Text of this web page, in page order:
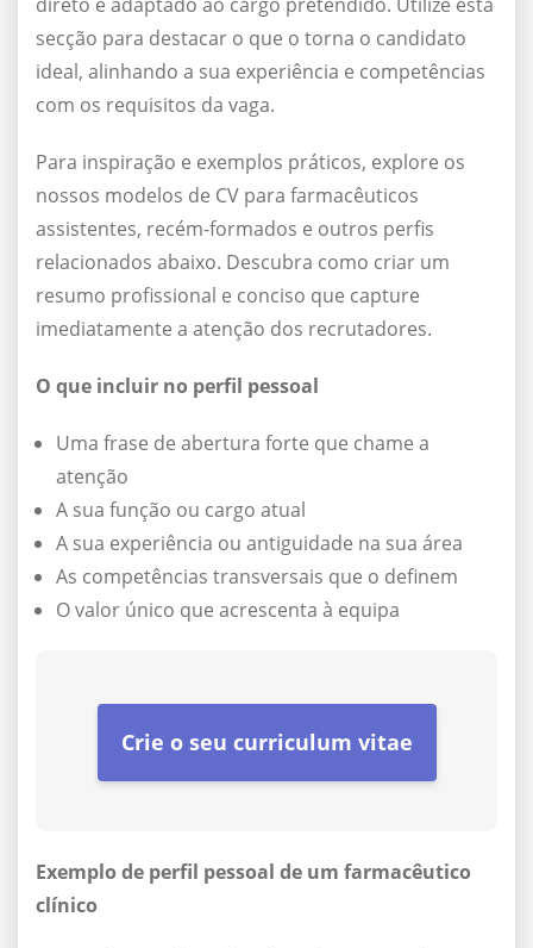
secção para destacar o que o torna o candidato
ideal, alinhando a sua experiência e competências
com os requisitos da vaga.
Para inspiração e exemplos práticos, explore os
nossos modelos de CV para farmacêuticos
assistentes, recém-formados e outros perfis
relacionados abaixo. Descubra como criar um
resumo profissional e conciso que capture
imediatamente a atenção dos recrutadores.
O que incluir no perfil pessoal
Uma frase de abertura forte que chame a
atenção
A sua função ou cargo atual
A sua experiência ou antiguidade na sua área
As competências transversais que o definem
O valor único que acrescenta à equipa
Crie o seu curriculum vitae
Exemplo de perfil pessoal de um farmacêutico
clínico